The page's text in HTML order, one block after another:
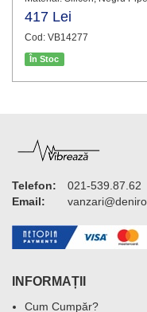
417 Lei
Cod: VB14277
În Stoc
Telefon:
021-539.87.62
Email:
INFORMAȚII
Cum Cumpăr?